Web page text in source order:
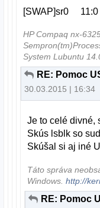
[SWAP]sr0
HP Compaq nx-
System Lubuntu
RE: Pomoc
30.03.2015 | 16:34
Je to celé divné,
Skús lsblk so
Skúšal si aj iné
Táto správa
Windows.http://
RE: Pomoc